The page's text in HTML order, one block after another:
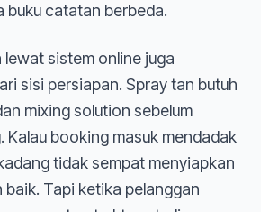
buku catatan berbeda.
sistem online juga
sisi persiapan. Spray tan butuh
mixing solution sebelum
Kalau booking masuk mendadak
tidak sempat menyiapkan
baik. Tapi ketika pelanggan